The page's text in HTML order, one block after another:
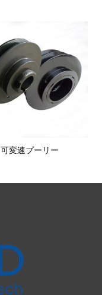
可変速プーリー